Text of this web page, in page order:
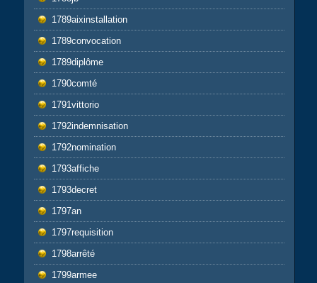
1789aixinstallation
1789convocation
1789diplôme
1790comté
1791vittorio
1792indemnisation
1792nomination
1793affiche
1793decret
1797an
1797requisition
1798arrêté
1799armee